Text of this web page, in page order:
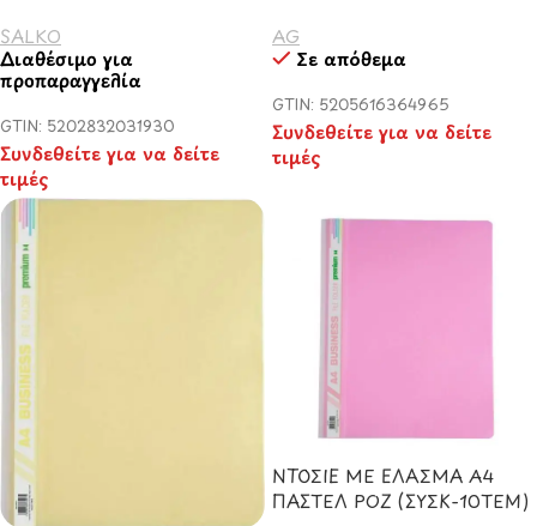
SALKO
Διαθέσιμο για
προπαραγγελία
GTIN: 5202832031930
Συνδεθείτε για να δείτε
τιμές
AG
Σε απόθεμα
GTIN: 5205616364965
Συνδεθείτε για να δείτε
τιμές
ΝΤΟΣΙΕ ΜΕ ΕΛΑΣΜΑ Α4
ΠΑΣΤΕΛ ΡΟΖ (ΣΥΣΚ-10ΤΕΜ)